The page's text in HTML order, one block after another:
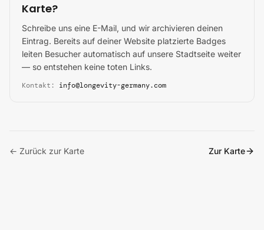
Karte?
Schreibe uns eine E-Mail, und wir archivieren deinen
Eintrag. Bereits auf deiner Website platzierte Badges
leiten Besucher automatisch auf unsere Stadtseite weiter
— so entstehen keine toten Links.
Kontakt: info@longevity-germany.com
← Zurück zur Karte Zur Karte